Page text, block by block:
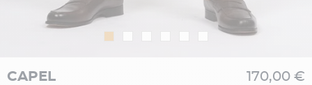
CAPEL 170,00 €